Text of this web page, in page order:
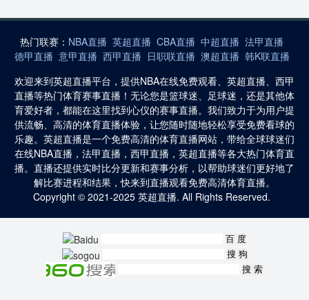
热门联赛： NBA直播 英超直播 CBA直播 中超直播 法甲直播
德甲直播 意甲直播 西甲直播 日职联直播 澳超直播 韩K联直播
欢迎来到英超直播平台，提供NBA在线免费观看、英超直播、西甲
直播等热门体育赛事直播！无论您是篮球迷、足球迷，还是其他体
育爱好者，都能在这里找到心仪的赛事直播。我们致力于为用户提
供流畅、高清的体育直播体验，让您随时随地轻松享受免费看球的
乐趣。英超直播是一个免费高清的体育直播网站，带给全球球迷们
在线NBA直播，法甲直播，西甲直播，英超直播等各大热门体育直
播。直播还提供实时比分更新和赛事分析，以帮助球迷们更好地了
解比赛进程和结果，快来到直播观看免费高清体育直播。
Copyright © 2021-2025 英超直播. All Rights Reserved.